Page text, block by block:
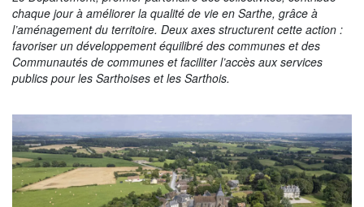
La Sarthe en vidéos
L'Abbaye Royale de l'Épau
Voix au Chapitre
La Sarthe sur les réseaux
La newsletter du Département de la
Sarthe
chaque jour à améliorer la qualité de vie en Sarthe, grâce à
l’aménagement du territoire. Deux axes structurent cette action :
favoriser un développement équilibré des communes et des
Communautés de communes et faciliter l’accès aux services
publics pour les Sarthoises et les Sarthois.